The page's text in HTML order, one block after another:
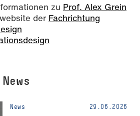
zu Prof. Alex Grein
der Fachrichtung
News 29.06.2026